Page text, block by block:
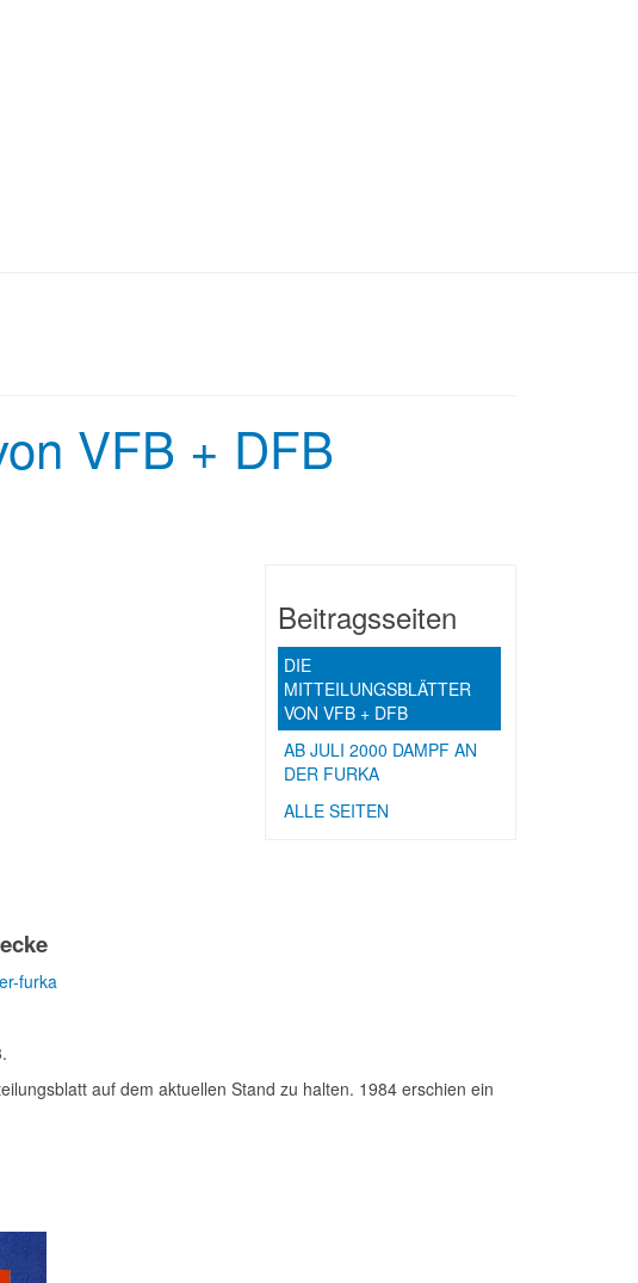
VFB + DFB
Beitragsseiten
DIE
MITTEILUNGSBLÄTTER
VON VFB + DFB
AB JULI 2000 DAMPF AN
DER FURKA
ALLE SEITEN
furka
auf dem aktuellen Stand zu halten. 1984 erschien ein